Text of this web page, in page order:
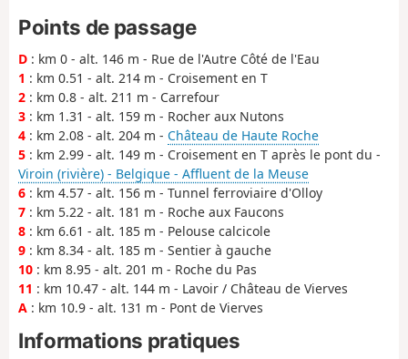
Points de passage
D : km 0 - alt. 146 m - Rue de l'Autre Côté de l'Eau
1 : km 0.51 - alt. 214 m - Croisement en T
2 : km 0.8 - alt. 211 m - Carrefour
3 : km 1.31 - alt. 159 m - Rocher aux Nutons
4 : km 2.08 - alt. 204 m - Château de Haute Roche
5 : km 2.99 - alt. 149 m - Croisement en T après le pont du -
Viroin (rivière) - Belgique - Affluent de la Meuse
6 : km 4.57 - alt. 156 m - Tunnel ferroviaire d'Olloy
7 : km 5.22 - alt. 181 m - Roche aux Faucons
8 : km 6.61 - alt. 185 m - Pelouse calcicole
9 : km 8.34 - alt. 185 m - Sentier à gauche
10 : km 8.95 - alt. 201 m - Roche du Pas
11 : km 10.47 - alt. 144 m - Lavoir / Château de Vierves
A : km 10.9 - alt. 131 m - Pont de Vierves
Informations pratiques